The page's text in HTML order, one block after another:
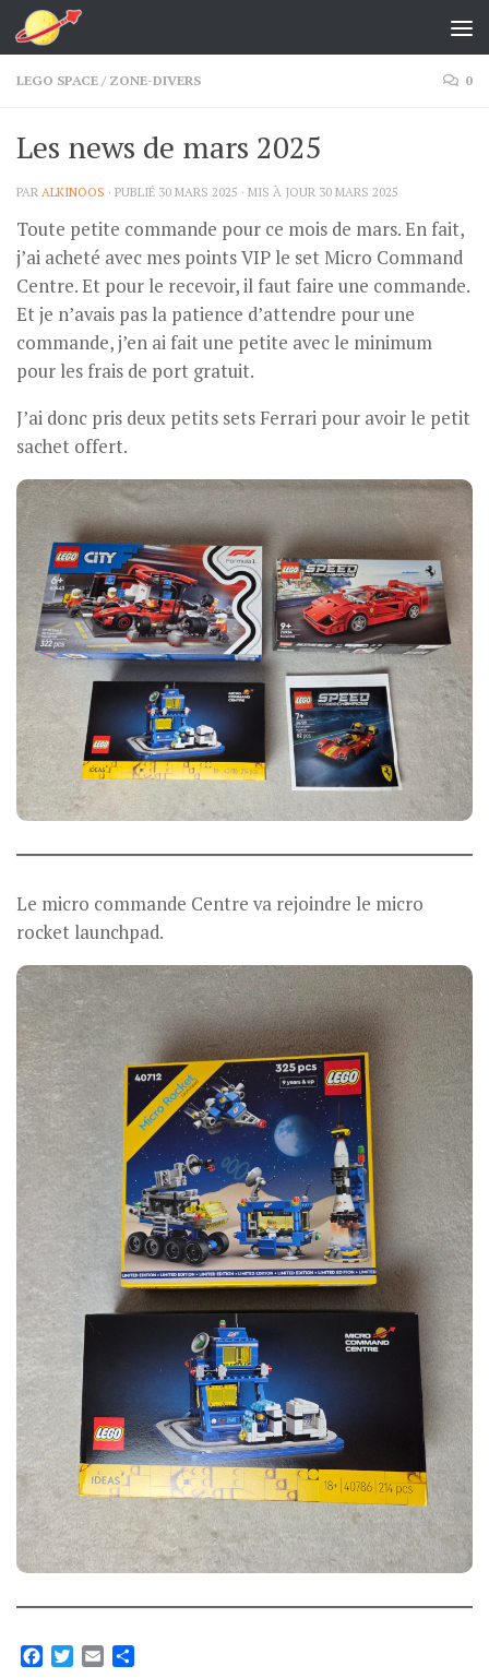
Skip to content
LEGO SPACE/ ZONE-DIVERS 0
Les news de mars 2025
PAR ALKINOOS · PUBLIÉ 30 MARS 2025 · MIS À JOUR 30 MARS 2025
Toute petite commande pour ce mois de mars. En fait,
j’ai acheté avec mes points VIP le set Micro Command
Centre. Et pour le recevoir, il faut faire une commande.
Et je n’avais pas la patience d’attendre pour une
commande, j’en ai fait une petite avec le minimum
pour les frais de port gratuit.
J’ai donc pris deux petits sets Ferrari pour avoir le petit
sachet offert.
Le micro commande Centre va rejoindre le micro
rocket launchpad.
Facebook
Twitter
Email